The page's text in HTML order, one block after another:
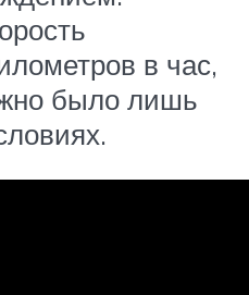
в час,
было лишь